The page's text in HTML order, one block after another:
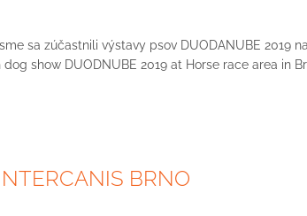
sme sa zúčastnili výstavy psov DUODANUBE
show DUODNUBE 2019 at Horse race area in
BRNO